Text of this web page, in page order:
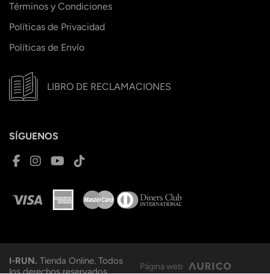
Términos y Condiciones
Políticas de Privacidad
Políticas de Envío
LIBRO DE RECLAMACIONES
SÍGUENOS
I-RUN. Tienda Online. Todos
los derechos reservados.
Página web